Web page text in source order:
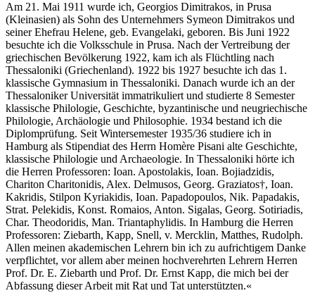
Am 21. Mai 1911 wurde ich, Georgios Dimitrakos, in Prusa
(Kleinasien) als Sohn des Unternehmers Symeon Dimitrakos und
seiner Ehefrau Helene, geb. Evangelaki, geboren. Bis Juni 1922
besuchte ich die Volksschule in Prusa. Nach der Vertreibung der
griechischen Bevölkerung 1922, kam ich als Flüchtling nach
Thessaloniki (Griechenland). 1922 bis 1927 besuchte ich das 1.
klassische Gymnasium in Thessaloniki. Danach wurde ich an der
Thessaloniker Universität immatrikuliert und studierte 8 Semester
klassische Philologie, Geschichte, byzantinische und neugriechische
Philologie, Archäologie und Philosophie. 1934 bestand ich die
Diplomprüfung. Seit Wintersemester 1935/36 studiere ich in
Hamburg als Stipendiat des Herrn Homère Pisani alte Geschichte,
klassische Philologie und Archaeologie. In Thessaloniki hörte ich
die Herren Professoren: Ioan. Apostolakis, Ioan. Bojiadzidis,
Chariton Charitonidis, Alex. Delmusos, Georg. Graziatos†, Ioan.
Kakridis, Stilpon Kyriakidis, Ioan. Papadopoulos, Nik. Papadakis,
Strat. Pelekidis, Konst. Romaios, Anton. Sigalas, Georg. Sotiriadis,
Char. Theodoridis, Man. Triantaphylidis. In Hamburg die Herren
Professoren: Ziebarth, Kapp, Snell, v. Mercklin, Matthes, Rudolph.
Allen meinen akademischen Lehrern bin ich zu aufrichtigem Danke
verpflichtet, vor allem aber meinen hochverehrten Lehrern Herren
Prof. Dr. E. Ziebarth und Prof. Dr. Ernst Kapp, die mich bei der
Abfassung dieser Arbeit mit Rat und Tat unterstützten.«